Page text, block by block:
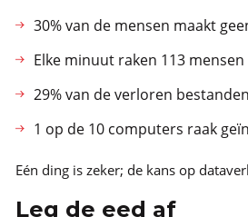
30% van de mensen maakt
Elke minuut raken 113
29% van de verloren
1 op de 10 computers raak
Eén ding is zeker; de kans op
Leg de eed af